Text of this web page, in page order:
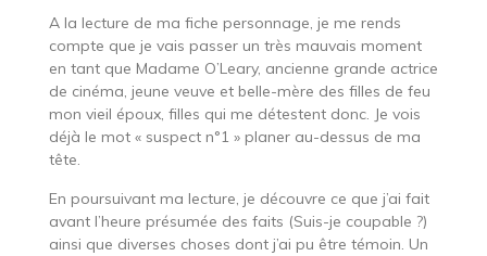
A la lecture de ma fiche personnage, je me rends
compte que je vais passer un très mauvais moment
en tant que Madame O’Leary, ancienne grande actrice
de cinéma, jeune veuve et belle-mère des filles de feu
mon vieil époux, filles qui me détestent donc. Je vois
déjà le mot « suspect n°1 » planer au-dessus de ma
tête.
En poursuivant ma lecture, je découvre ce que j’ai fait
avant l’heure présumée des faits (Suis-je coupable ?)
ainsi que diverses choses dont j’ai pu être témoin. Un